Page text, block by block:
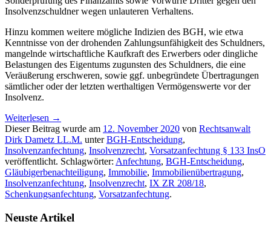
Insolvenzschuldner wegen unlauteren Verhaltens.
Hinzu kommen weitere mögliche Indizien des BGH, wie etwa
Kenntnisse von der drohenden Zahlungsunfähigkeit des Schuldners,
mangelnde wirtschaftliche Kaufkraft des Erwerbers oder dingliche
Belastungen des Eigentums zugunsten des Schuldners, die eine
Veräußerung erschweren, sowie ggf. unbegründete Übertragungen
sämtlicher oder der letzten werthaltigen Vermögenswerte vor der
Insolvenz.
Weiterlesen →
Dieser Beitrag wurde am 12. November 2020 von Rechtsanwalt
Dirk Dametz LL.M. unterBGH-Entscheidung,
Insolvenzanfechtung, Insolvenzrecht, Vorsatzanfechtung § 133 InsO
veröffentlicht. Schlagwörter: Anfechtung, BGH-Entscheidung,
Gläubigerbenachteiligung, Immobilie, Immobilienübertragung,
Insolvenzanfechtung, Insolvenzrecht, IX ZR 208/18,
Schenkungsanfechtung, Vorsatzanfechtung.
Neuste Artikel